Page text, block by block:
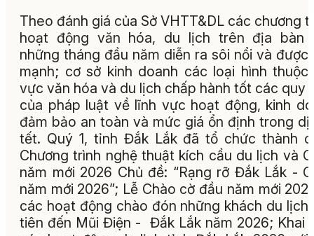
Theo đánh giá của Sở VHTT&DL các chương
hoạt động văn hóa, du lịch trên địa bàn
những tháng đầu năm diễn ra sôi nổi và được
mạnh; cơ sở kinh doanh các loại hình thuộc
vực văn hóa và du lịch chấp hành tốt các quy
của pháp luật về lĩnh vực hoạt động, kinh
đảm bảo an toàn và mức giá ổn định trong
tết. Quý 1, tỉnh Đắk Lắk đã tổ chức thành
Chương trình nghệ thuật kích cầu du lịch và
năm mới 2026 Chủ đề: “Rạng rỡ Đắk Lắk -
năm mới 2026”; Lễ Chào cờ đầu năm mới
các hoạt động chào đón những khách du lịch
tiên đến Mũi Điện - Đắk Lắk năm 2026; Khai